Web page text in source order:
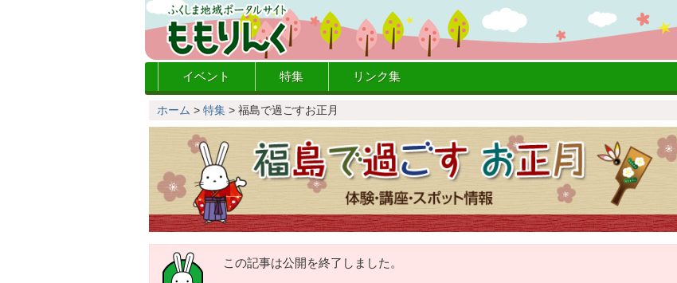
イベント 特集 リンク集
ホーム >特集 >福島で過ごすお正月
この記事は公開を終了しました。